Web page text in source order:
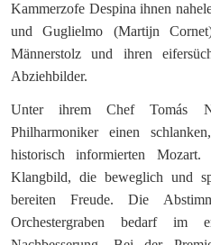
Kammerzofe Despina ihnen
und Guglielmo (Martijn
Männerstolz und ihren
Abziehbilder.
Unter ihrem Chef Tomás
Philharmoniker einen
historisch informierten
Klangbild, die beweglich und
bereiten Freude. Die
Orchestergraben bedarf